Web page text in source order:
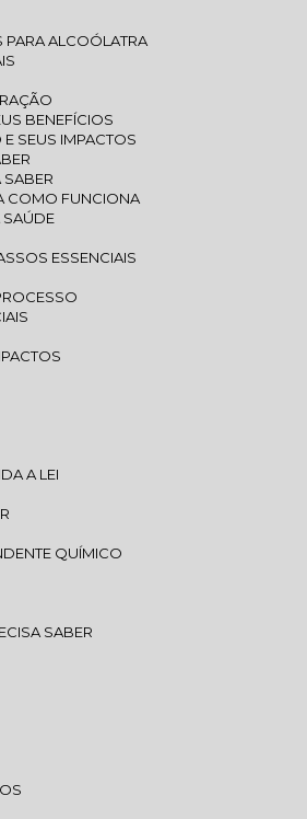
PARA ALCOÓLATRA
BENEFÍCIOS
SEUS IMPACTOS
COMO FUNCIONA
SAÚDE
ESSENCIAIS
A LEI
QUÍMICO
SABER